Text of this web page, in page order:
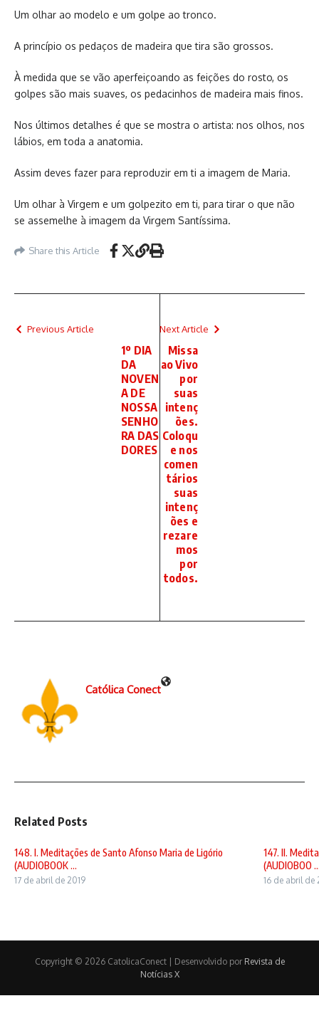
Um olhar ao modelo e um golpe ao tronco.
A princípio os pedaços de madeira que tira são grossos.
À medida que se vão aperfeiçoando as feições do rosto, os
golpes são mais suaves, os pedacinhos de madeira mais finos.
Nos últimos detalhes é que se mostra o artista: nos olhos, nos
lábios, em toda a anatomia.
Assim deves fazer para reproduzir em ti a imagem de Maria.
Um olhar à Virgem e um golpezito em ti, para tirar o que não
se assemelhe à imagem da Virgem Santíssima.
Share this Article
Previous Article
1º DIA
DA
NOVEN
A DE
NOSSA
SENHO
RA DAS
DORES
Next Article
Missa
ao Vivo
por
suas
intenç
ões.
Coloqu
e nos
comen
tários
suas
intenç
ões e
rezare
mos
por
todos.
Católica Conect
Related Posts
148. I. Meditações de Santo Afonso Maria de Ligório
(AUDIOBOOK ...
17 de abril de 2019
147. II.
(AUDIOBOO
16 de abril de
Copyright © 2026 CatolicaConect | Desenvolvido por Revista de
Notícias X